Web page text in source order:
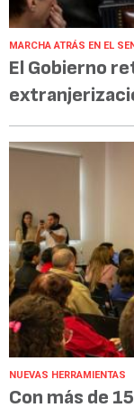
MARCHA ATRÁS EN EL
El Gobierno
NUEVAS HERRAMIENTAS
Con más de